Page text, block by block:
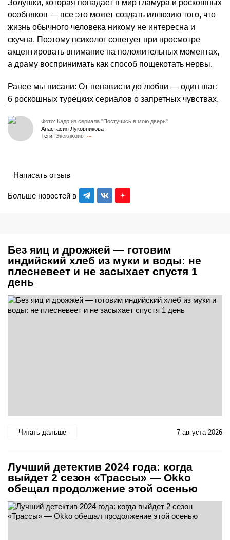
Золушки, которая попадает в мир гламура и роскошных
особняков — все это может создать иллюзию того, что
жизнь обычного человека никому не интересна и
скучна. Поэтому психолог советует при просмотре
акцентировать внимание на положительных моментах,
а драму воспринимать как способ пощекотать нервы.
Ранее мы писали: От ненависти до любви — один шаг:
6 роскошных турецких сериалов о запретных чувствах.
Фото: Кадр из сериала "Постучись в мою дверь"
Анастасия Луковникова
Теги: Эксклюзив
Больше новостей в
Написать отзыв
Без яиц и дрожжей — готовим
индийский хлеб из муки и воды: не
плесневеет и не засыхает спустя 1
день
Читать дальше 7 августа 2026
Лучший детектив 2024 года: когда
выйдет 2 сезон «Трассы» — Okko
обещал продолжение этой осенью